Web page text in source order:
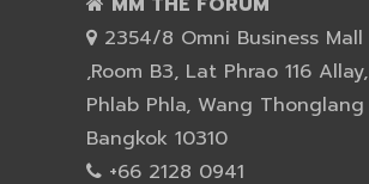
2354/8 Omni Business Mall
,Room B3, Lat Phrao 116 Allay,
Phlab Phla, Wang Thonglang
Bangkok 10310
+66 2128 0941